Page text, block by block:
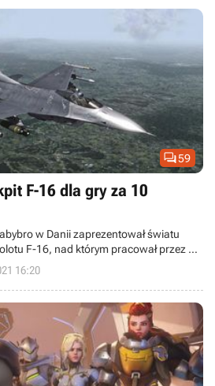
59
F-16 dla gry za 10
w Danii zaprezentował światu
F-16, nad którym pracował przez 20
w grę wartą dziesięć dolarów.
16:20